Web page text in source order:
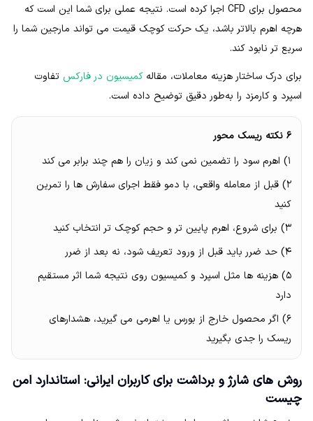
محصول برای CFD اجرا کرده است. نتیجه عملی برای شما این است که
هرچه اهرم بالاتر باشد، یک حرکت کوچک قیمت می تواند مارجین شما را
سریع تر نابود کند.
برای درک ساختار هزینه معاملات، مقاله کمیسیون در فارکس تفاوت
اسپرد و کارمزد را به‌طور دقیق توضیح داده است.
۶ نکته ریسک محور
۱) اهرم سود را تضمین نمی کند و زیان را هم چند برابر می کند
۲) قبل از معامله واقعی، با دمو فقط اجرای سفارش ها را تمرین
کنید
۳) برای شروع، اهرم پایین تر و حجم کوچک تر انتخاب کنید
۴) حد ضرر باید قبل از ورود تعریف شود، نه بعد از ضرر
۵) هزینه ها مثل اسپرد و کمیسیون روی نتیجه شما اثر مستقیم
دارد
۶) اگر محصول خارج از بورس یا اهرمی می گیرید، هشدارهای
ریسک را جدی بگیرید
روش های شارژ و برداشت برای کاربران ایرانی: استاندارد امن
چیست